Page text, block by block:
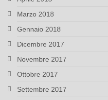
Marzo 2018
Gennaio 2018
Dicembre 2017
Novembre 2017
Ottobre 2017
Settembre 2017